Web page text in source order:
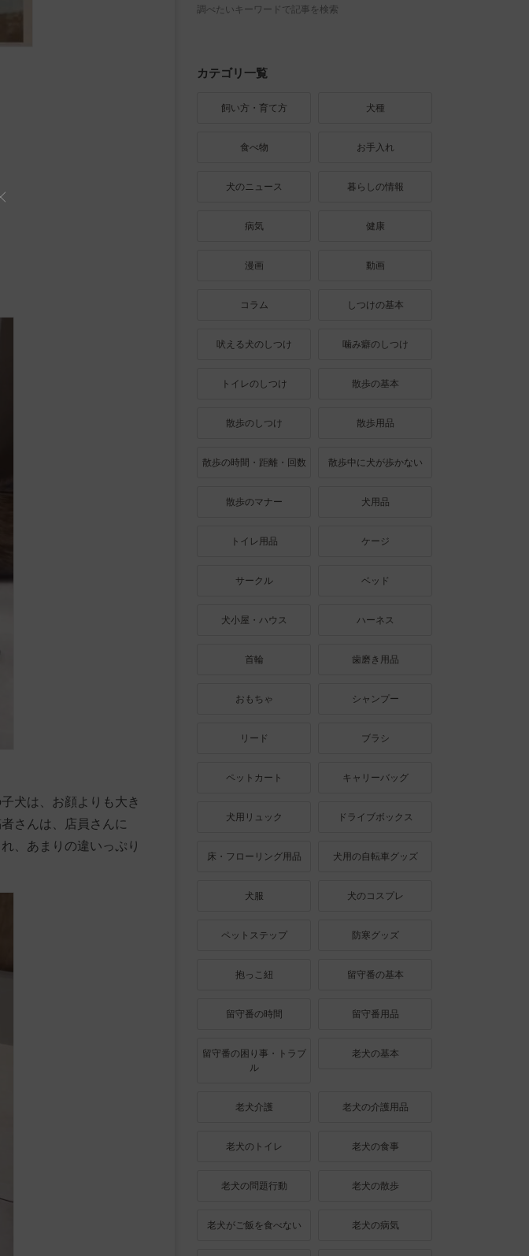
犬は、お顔よりも大き
さんは、店員さんに
、あまりの違いっぷり
調べたいキーワードで記事を検索
カテゴリ一覧
飼い方・育て方 犬種
食べ物 お手入れ
犬のニュース 暮らしの情報
病気 健康
漫画 動画
コラム しつけの基本
吠える犬のしつけ 噛み癖のしつけ
トイレのしつけ 散歩の基本
散歩のしつけ 散歩用品
散歩の時間・距離・回数 散歩中に犬が歩かない
散歩のマナー 犬用品
トイレ用品 ケージ
サークル ベッド
犬小屋・ハウス ハーネス
首輪 歯磨き用品
おもちゃ シャンプー
リード ブラシ
ペットカート キャリーバッグ
犬用リュック ドライブボックス
床・フローリング用品 犬用の自転車グッズ
犬服 犬のコスプレ
ペットステップ 防寒グッズ
抱っこ紐 留守番の基本
留守番の時間 留守番用品
留守番の困り事・トラブ
ル
老犬の基本
老犬介護 老犬の介護用品
老犬のトイレ 老犬の食事
老犬の問題行動 老犬の散歩
老犬がご飯を食べない 老犬の病気